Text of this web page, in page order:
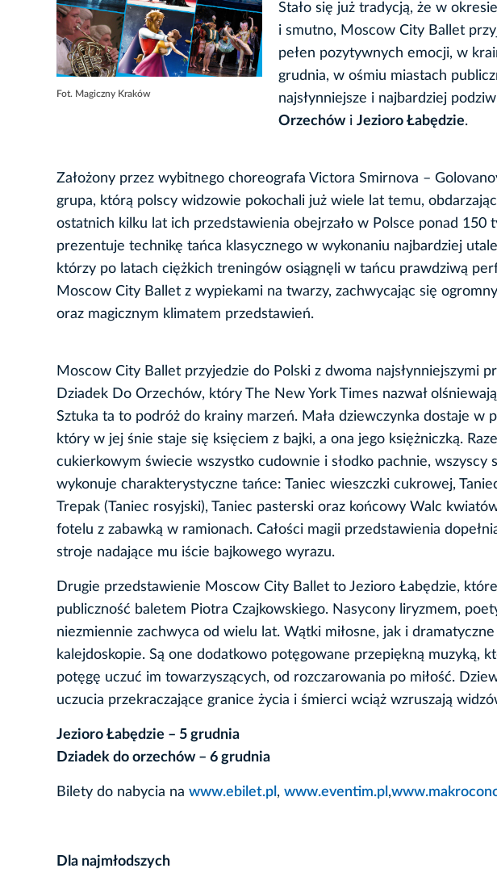
Fot. Magiczny Kraków
Stało się już tradycją, że w
i smutno, Moscow City Ballet
pełen pozytywnych emocji, w
grudnia, w ośmiu miastach
najsłynniejsze i najbardziej
Orzechów i Jezioro Łabędzie.
Założony przez wybitnego choreografa Victora Smirnova –
grupa, którą polscy widzowie pokochali już wiele lat temu,
ostatnich kilku lat ich przedstawienia obejrzało w Polsce ponad 150
prezentuje technikę tańca klasycznego w wykonaniu najbardziej
którzy po latach ciężkich treningów osiągnęli w tańcu prawdziwą
Moscow City Ballet z wypiekami na twarzy, zachwycając się
oraz magicznym klimatem przedstawień.
Moscow City Ballet przyjedzie do Polski z dwoma najsłynniejszymi
Dziadek Do Orzechów, który The New York Times nazwał
Sztuka ta to podróż do krainy marzeń. Mała dziewczynka dostaje w
który w jej śnie staje się księciem z bajki, a ona jego księżniczką.
cukierkowym świecie wszystko cudownie i słodko pachnie, wszyscy
wykonuje charakterystyczne tańce: Taniec wieszczki cukrowej,
Trepak (Taniec rosyjski), Taniec pasterski oraz końcowy Walc
fotelu z zabawką w ramionach. Całości magii przedstawienia
stroje nadające mu iście bajkowego wyrazu.
Drugie przedstawienie Moscow City Ballet to Jezioro Łabędzie,
publiczność baletem Piotra Czajkowskiego. Nasycony liryzmem,
niezmiennie zachwyca od wielu lat. Wątki miłosne, jak i
kalejdoskopie. Są one dodatkowo potęgowane przepiękną muzyką,
potęgę uczuć im towarzyszących, od rozczarowania po miłość.
uczucia przekraczające granice życia i śmierci wciąż wzruszają
Jezioro Łabędzie – 5 grudnia
Dziadek do orzechów – 6 grudnia
Bilety do nabycia na www.ebilet.pl , www.eventim.pl ,
Dla najmłodszych